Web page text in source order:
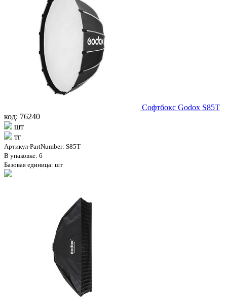
Софтбокс Godox S85T
код: 76240
шт
тг
Артикул-PartNumber: S85T
В упаковке: 6
Базовая единица: шт